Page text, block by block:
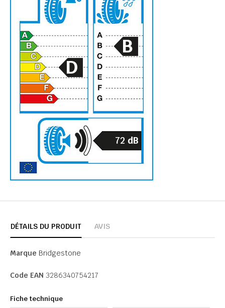
D
B
72 dB
DÉTAILS DU PRODUIT AVIS
Marque Bridgestone
Code EAN 3286340754217
Fiche technique